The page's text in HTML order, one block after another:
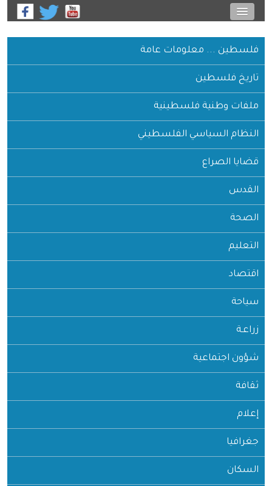
فلسطين ... معلومات عامة
تاريخ فلسطين
ملفات وطنية فلسطينية
النظام السياسي الفلسطيني
قضايا الصراع
القدس
الصحة
التعليم
اقتصاد
سياحة
زراعـة
شؤون اجتماعية
ثقافة
إعلام
جغرافيا
السكان